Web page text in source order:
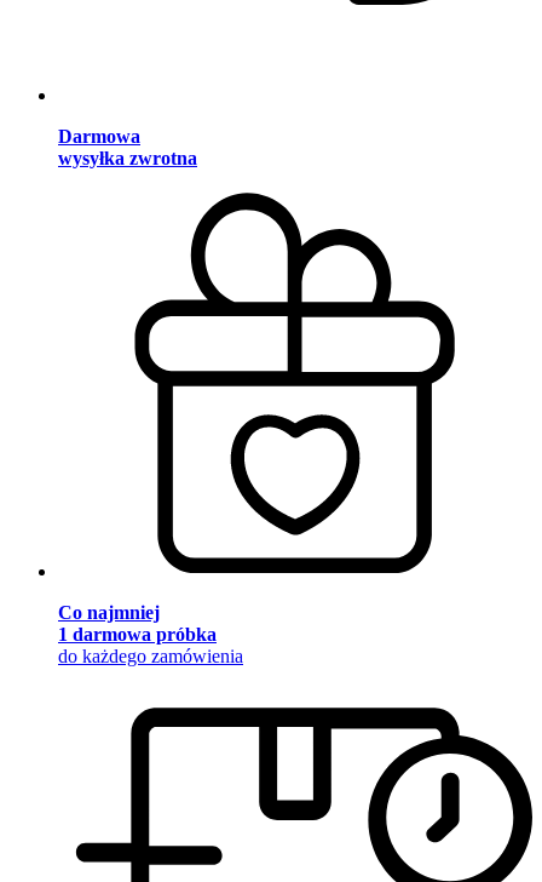
Darmowa
wysyłka zwrotna
Co najmniej
1 darmowa próbka
do każdego zamówienia